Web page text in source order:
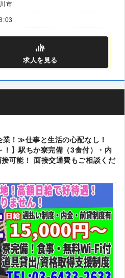
市
求人を見る
！≫仕事と生活の心配なし！
！】駅ちか寮完備（3食付）・内
可能！ 面接交通費もご相談くだ